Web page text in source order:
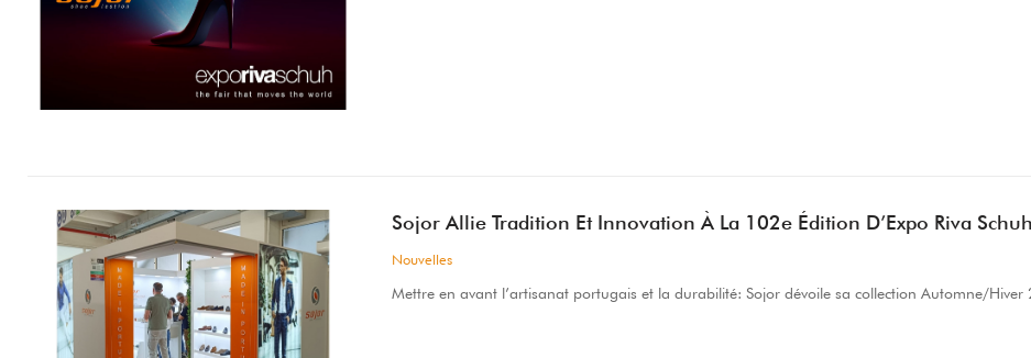
Sojor Allie Tradition Et Innovation À La 102e Édition D’Expo Riva Schuh
Nouvelles
Mettre en avant l’artisanat portugais et la durabilité: Sojor dévoile sa collection Automne/Hiver